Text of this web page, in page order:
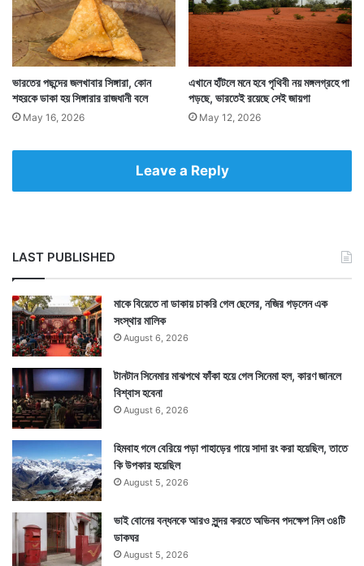
Tags Arvari River Bengali Feature
ভারতের পছন্দের জলখাবার সিঙ্গারা, কোন
শহরকে ডাকা হয় সিঙ্গারার রাজধানী বলে
May 16, 2026
এখানে হাঁটলে মনে হবে পৃথিবী নয় মঙ্গলগ্রহে পা
পড়ছে, ভারতেই রয়েছে সেই জায়গা
May 12, 2026
Leave a Reply
LAST PUBLISHED
মাকে বিয়েতে না ডাকায় চাকরি গেল ছেলের, নজির গড়লেন এক
সংস্থার মালিক
August 6, 2026
টানটান সিনেমার মাঝপথে ফাঁকা হয়ে গেল সিনেমা হল, কারণ জানলে
বিশ্বাস হবেনা
August 6, 2026
হিমবাহ গলে বেরিয়ে পড়া পাহাড়ের গায়ে সাদা রং করা হয়েছিল, তাতে
কি উপকার হয়েছিল
August 5, 2026
ভাই বোনের বন্ধনকে আরও সুন্দর করতে অভিনব পদক্ষেপ নিল ৩৪টি
ডাকঘর
August 5, 2026